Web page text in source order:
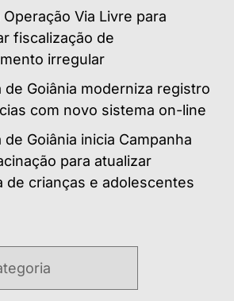
Operação Via Livre para
fiscalização de
irregular
de Goiânia moderniza registro
com novo sistema on-line
Goiânia inicia Campanha
para atualizar
de crianças e adolescentes